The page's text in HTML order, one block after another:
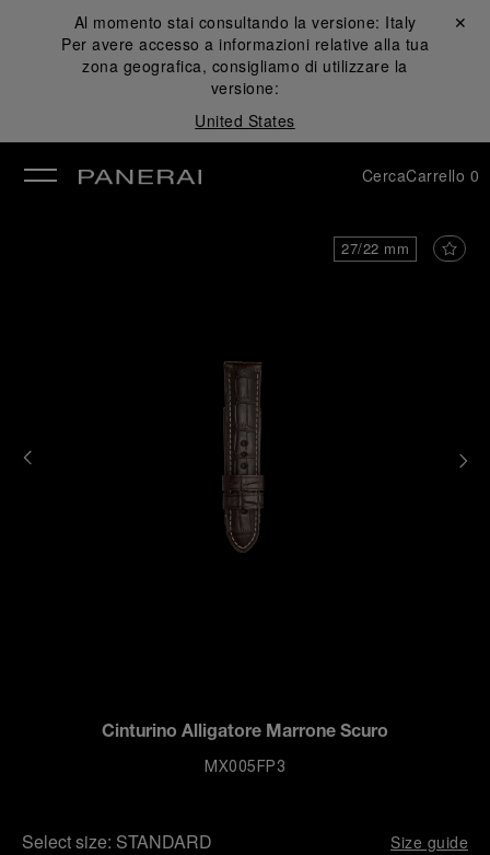
Al momento stai consultando la versione: Italy
Per avere accesso a informazioni relative alla tua
zona geografica, consigliamo di utilizzare la
versione:
United States
Chiudi ✕
CercaCarrello 0
27/22 mm
Cinturino Alligatore Marrone Scuro
MX005FP3
Select size: STANDARD Size guide